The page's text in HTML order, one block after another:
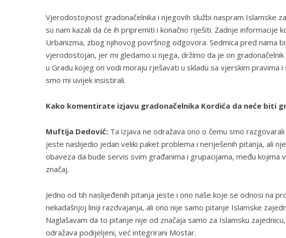
Vjerodostojnost gradonačelnika i njegovih službi naspram Islamske
su nam kazali da će ih pripremiti i konačno riješiti. Zadnje informacije
Urbanizma, zbog njihovog površnog odgovora. Sedmica pred nama
vjerodostojan, jer mi gledamo u njega, držimo da je on
u Gradu kojeg on vodi moraju rješavati u skladu sa vjerskim pravima
smo mi uvijek insistirali.
Kako komentirate izjavu gradonačelnika Kordića da neće biti
Muftija Dedović:Ta izjava ne odražava ono o čemu smo
jeste naslijedio jedan veliki paket problema i neriješenih pitanja, ali
obaveza da bude servis svim građanima i grupacijama, među
značaj.
Jedno od tih naslijeđenih pitanja jeste i ono naše koje se odnosi na
nekadašnjoj liniji razdvajanja, ali ono nije samo pitanje Islamske
Naglašavam da to pitanje nije od značaja samo za Islamsku
odražava podijeljeni, već integrirani Mostar.